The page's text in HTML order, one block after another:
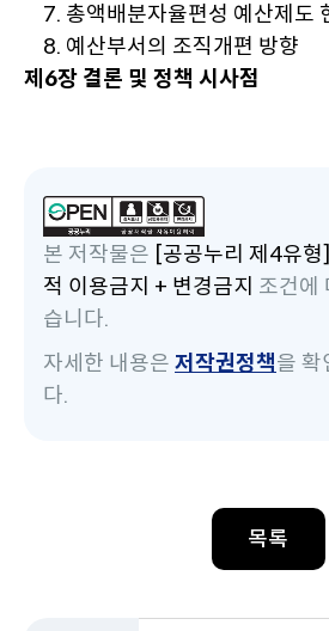
7. 총액배분자율편성 예산제도
8. 예산부서의 조직개편 방향
제6장 결론 및 정책 시사점
본 저작물은 [공공누리 제4유
적 이용금지 + 변경금지 조건에
습니다.
자세한 내용은 저작권정책을 확
다.
목록